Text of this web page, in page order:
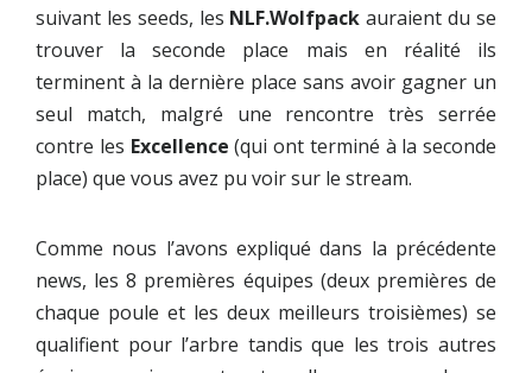
suivant les seeds, les NLF.Wolfpack auraient du se
trouver la seconde place mais en réalité ils
terminent à la dernière place sans avoir gagner un
seul match, malgré une rencontre très serrée
contre les Excellence (qui ont terminé à la seconde
place) que vous avez pu voir sur le stream.
Comme nous l’avons expliqué dans la précédente
news, les 8 premières équipes (deux premières de
chaque poule et les deux meilleurs troisièmes) se
qualifient pour l’arbre tandis que les trois autres